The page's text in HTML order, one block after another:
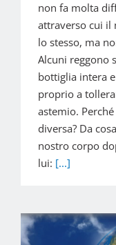
non fa molta
attraverso cui il
lo stesso, ma
Alcuni reggono
bottiglia intera
proprio a
astemio.
diversa? Da
nostro corpo
lui: [...]